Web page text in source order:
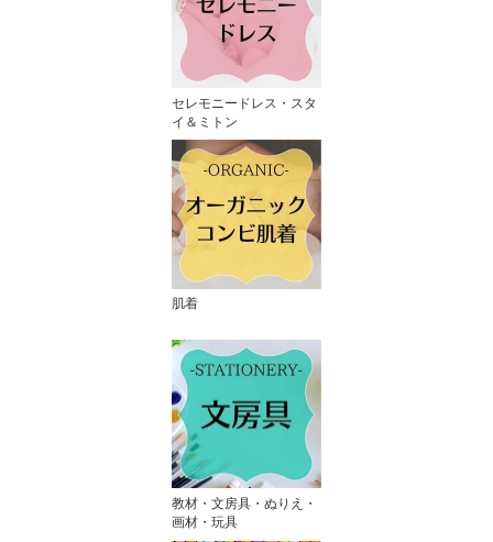
セレモニードレス・スタ
イ＆ミトン
肌着
教材・文房具・ぬりえ・
画材・玩具